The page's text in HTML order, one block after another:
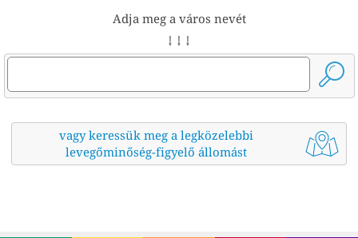
Adja meg a város nevét
↓ ↓ ↓
vagy keressük meg a legközelebbi
levegőminőség-figyelő állomást